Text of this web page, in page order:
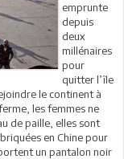
emprunte
depuis
deux
millénaires
pour
quitter l’île
le continent à
les femmes ne
de paille, elles sont
en Chine pour
un pantalon noir